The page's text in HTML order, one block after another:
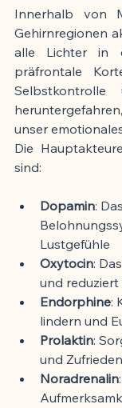
Innerhalb von
Gehirnregionen
alle Lichter in
präfrontale
unser
Die
sind:
Dopamin:
Lustgefühle
Oxytocin:
und reduziert
Endorphine:
lindern und
Prolaktin:
und
Noradrenalin